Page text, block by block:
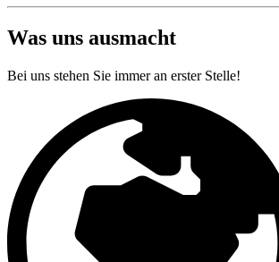
Was uns ausmacht
Bei uns stehen Sie immer an erster Stelle!